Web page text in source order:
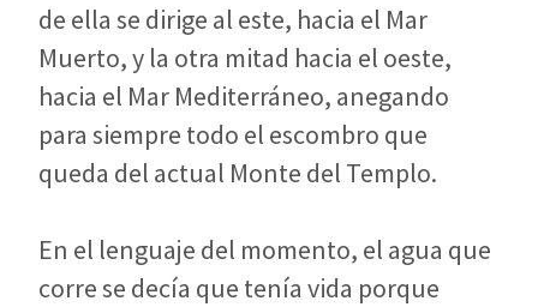
de ella se dirige al este, hacia el Mar
Muerto, y la otra mitad hacia el oeste,
hacia el Mar Mediterráneo, anegando
para siempre todo el escombro que
queda del actual Monte del Templo.
En el lenguaje del momento, el agua que
corre se decía que tenía vida porque